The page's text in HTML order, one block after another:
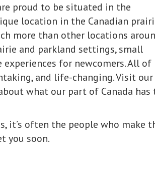
proud to be situated in the
location in the Canadian
more than other locations
and parkland settings, small
for newcomers. All of
and life-changing. Visit our
what our part of Canada has
it’s often the people who make
you soon.